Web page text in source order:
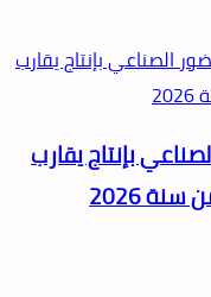
بإنتاج يقارب